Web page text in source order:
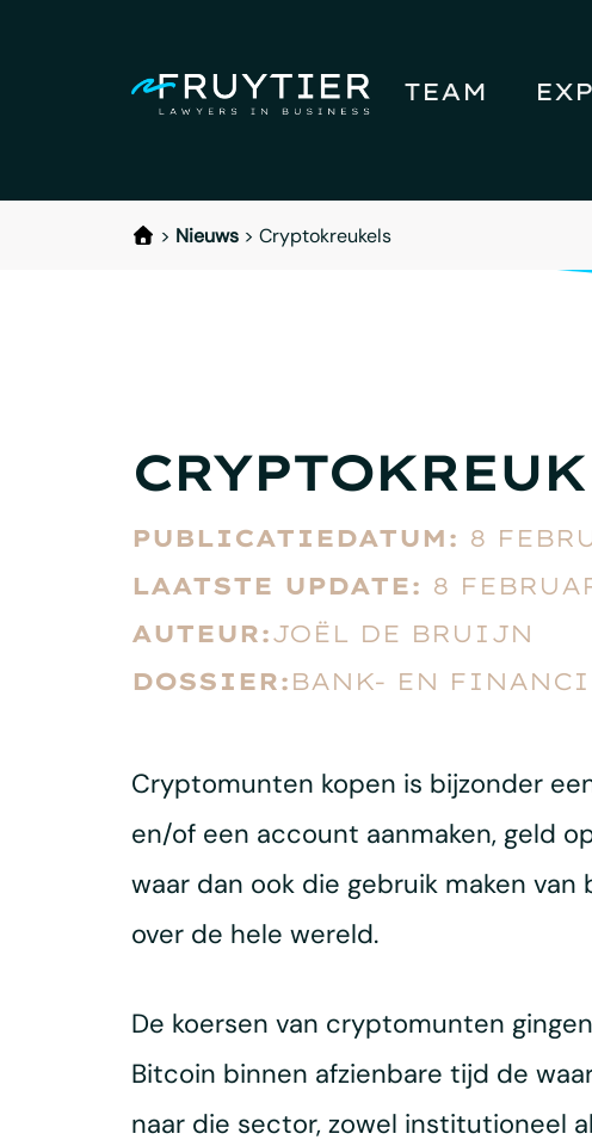
TEAM
> Nieuws> Cryptokreukels
PUBLICATIEDATUM: 8
LAATSTE UPDATE: 8
AUTEUR:JOËL DE BRUIJN
DOSSIER: BANK- EN
Cryptomunten kopen is bijzonder
en/of een account aanmaken, geld
waar dan ook die gebruik maken van
over de hele wereld.
De koersen van cryptomunten
Bitcoin binnen afzienbare tijd de
naar die sector, zowel institutioneel